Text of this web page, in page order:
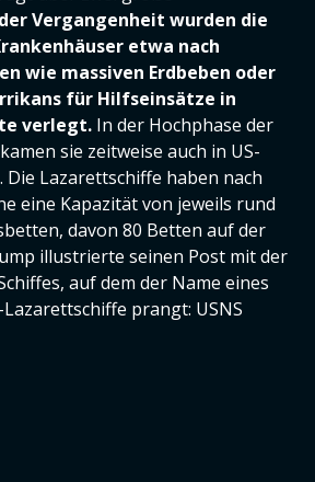
Vergangenheit wurden die
etwa nach
wie massiven Erdbeben oder
für Hilfseinsätze in
verlegt. In der Hochphase der
kamen sie zeitweise auch in US-
Die Lazarettschiffe haben nach
eine Kapazität von jeweils rund
davon 80 Betten auf der
illustrierte seinen Post mit der
auf dem der Name eines
prangt: USNS